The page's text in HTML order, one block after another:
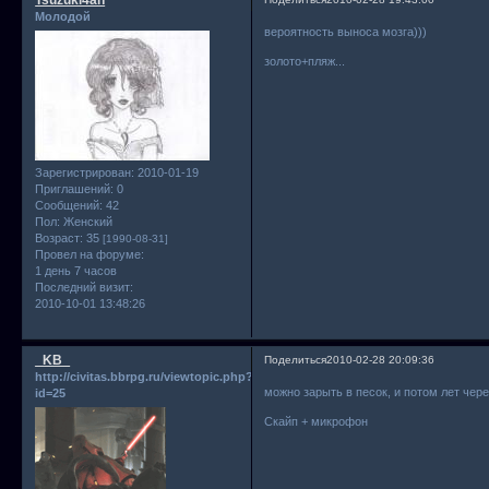
Молодой
Зарегистрирован: 2010-01-19
Приглашений: 0
Сообщений: 42
Пол: Женский
Возраст: 35[1990-08-31]
Провел на форуме:
1 день 7 часов
Последний визит:
2010-10-01 13:48:26
вероятность выноса мозга)))
золото+пляж...
Поделиться2010-02-28 20:09:36
_KB_
http://civitas.bbrpg.ru/viewtopic.php?
id=25
можно зарыть в песок, и потом лет
Скайп + микрофон